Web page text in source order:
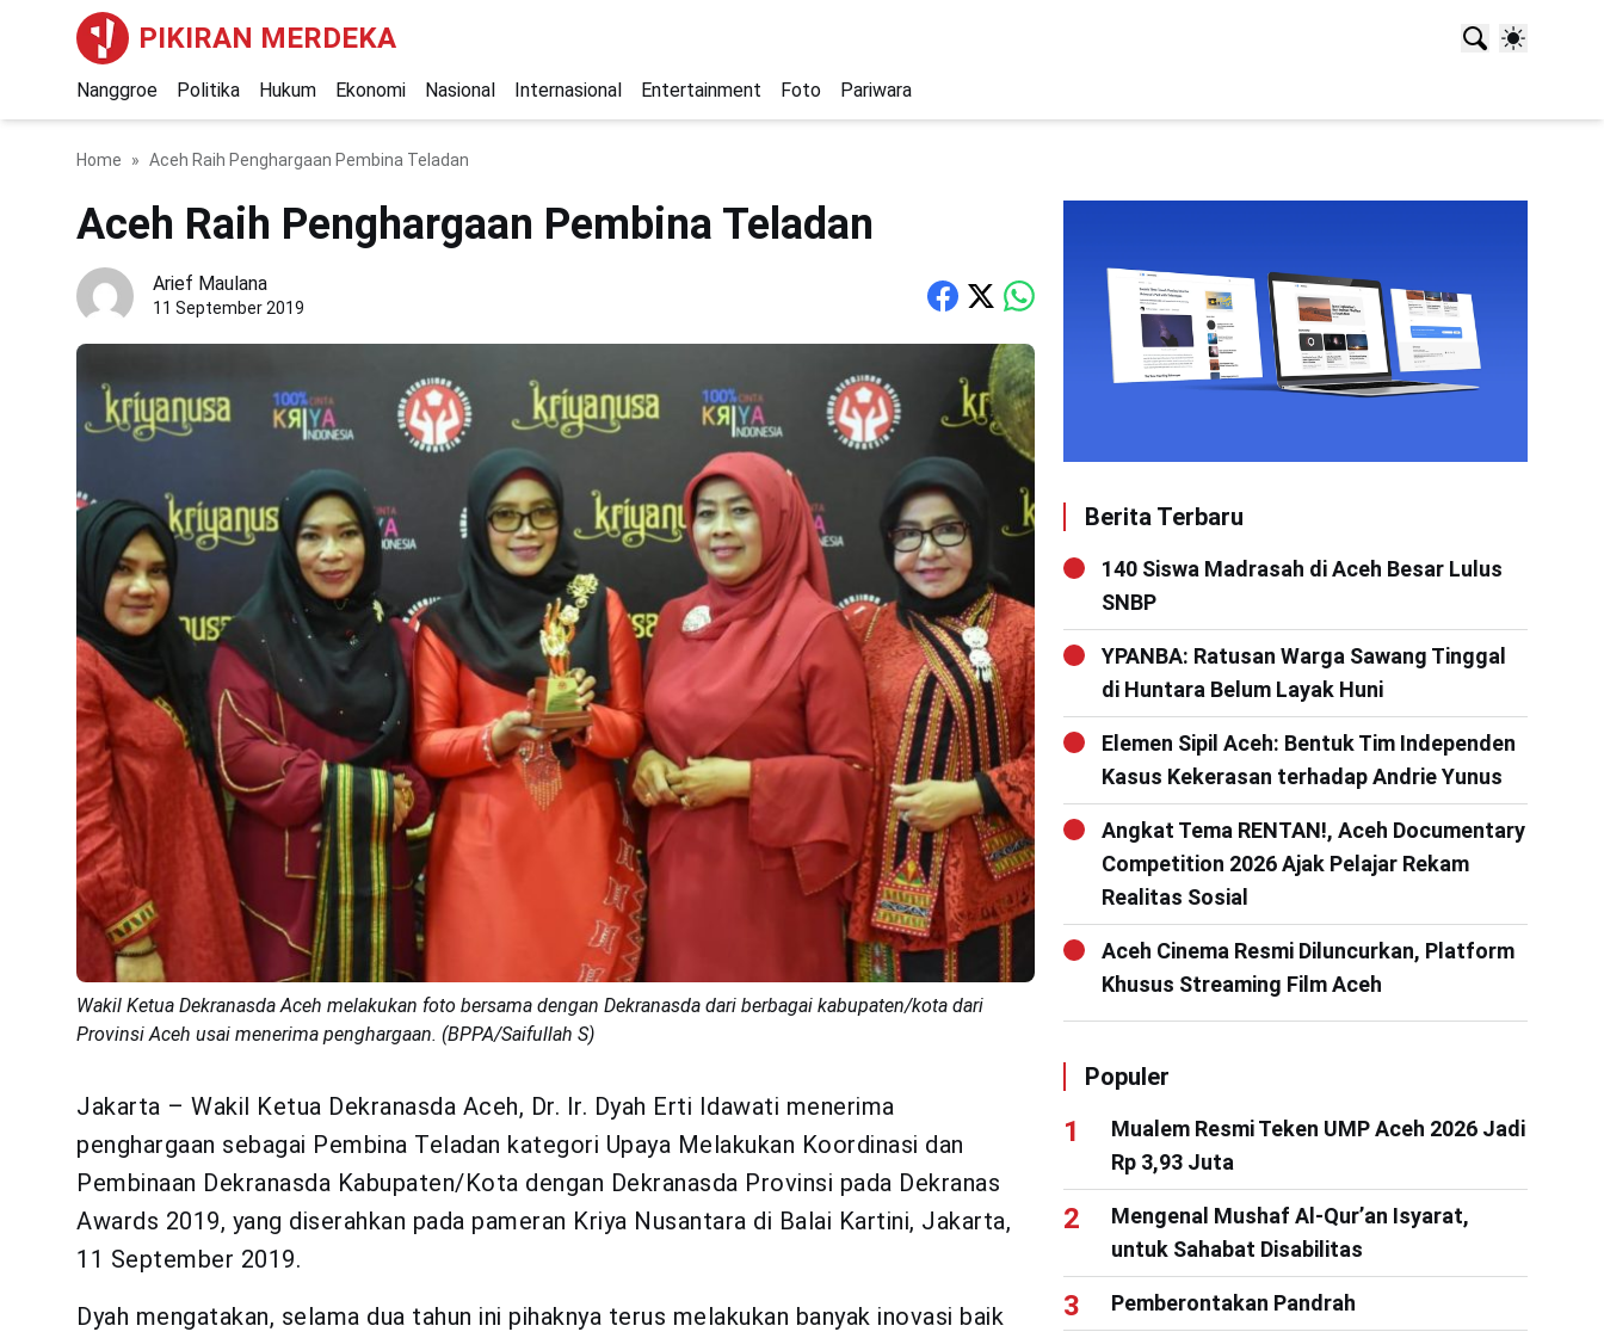
PIKIRAN MERDEKA
Nanggroe Politika Hukum Ekonomi Nasional Internasional Entertainment Foto Pariwara
Home Aceh Raih Penghargaan Pembina Teladan
Aceh Raih Penghargaan Pembina Teladan
Arief Maulana
11 September 2019
Wakil Ketua Dekranasda Aceh melakukan foto bersama dengan Dekranasda dari berbagai kabupaten/kota dari
Provinsi Aceh usai menerima penghargaan. (BPPA/Saifullah S)
Jakarta – Wakil Ketua Dekranasda Aceh, Dr. Ir. Dyah Erti Idawati menerima
penghargaan sebagai Pembina Teladan kategori Upaya Melakukan Koordinasi dan
Pembinaan Dekranasda Kabupaten/Kota dengan Dekranasda Provinsi pada Dekranas
Awards 2019, yang diserahkan pada pameran Kriya Nusantara di Balai Kartini, Jakarta,
11 September 2019.
Dyah mengatakan, selama dua tahun ini pihaknya terus melakukan banyak inovasi baik
Berita Terbaru
140 Siswa Madrasah di Aceh Besar Lulus
SNBP
YPANBA: Ratusan Warga Sawang Tinggal
di Huntara Belum Layak Huni
Elemen Sipil Aceh: Bentuk Tim Independen
Kasus Kekerasan terhadap Andrie Yunus
Angkat Tema RENTAN!, Aceh Documentary
Competition 2026 Ajak Pelajar Rekam
Realitas Sosial
Aceh Cinema Resmi Diluncurkan, Platform
Khusus Streaming Film Aceh
Populer
Mualem Resmi Teken UMP Aceh 2026 Jadi
Rp 3,93 Juta
Mengenal Mushaf Al-Qur’an Isyarat,
untuk Sahabat Disabilitas
Pemberontakan Pandrah